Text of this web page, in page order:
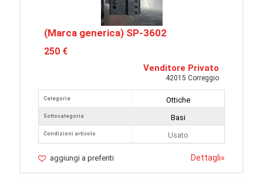
(Marca generica) SP-3602
250 €
Venditore Privato
42015 Correggio
Categoria
Sottocategoria
Condizioni articolo
Ottiche
Basi
Usato
aggiungi a preferiti Dettagli»